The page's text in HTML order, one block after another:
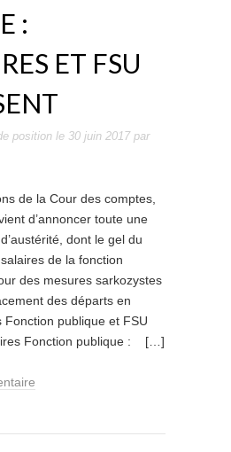
:
ET FSU
position le 30 juin 2017par
de la Cour des comptes,
d’annoncer toute une
dont le gel du
de la fonction
des mesures sarkozystes
des départs en
Fonction publique et FSU
Fonction publique : […]